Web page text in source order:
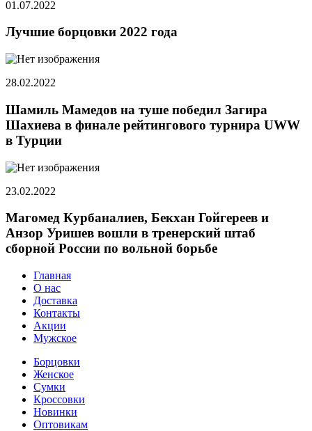
01.07.2022
Лучшие борцовки 2022 года
28.02.2022
Шамиль Мамедов на туше победил Загира
Шахиева в финале рейтингового турнира UWW
в Турции
23.02.2022
Магомед Курбаналиев, Бекхан Гойгереев и
Анзор Уришев вошли в тренерский штаб
сборной России по вольной борьбе
Главная
О нас
Доставка
Контакты
Акции
Мужское
Борцовки
Женское
Сумки
Кроссовки
Новинки
Оптовикам